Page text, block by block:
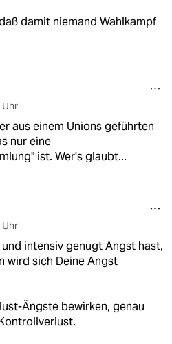
damit niemand Wahlkampf
Uhr
aus einem Unions geführten
nur eine
ist. Wer's glaubt...
Uhr
und intensiv genugt Angst hast,
wird sich Deine Angst
Ängste bewirken, genau